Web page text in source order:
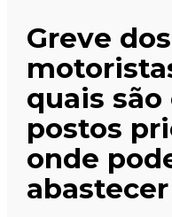
Greve dos
quais são
postos
onde
abastecer